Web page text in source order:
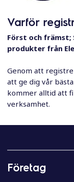
Varför
Först och
produkter från
Genom att
att ge dig vår
kommer alltid att
verksamhet.
Företag